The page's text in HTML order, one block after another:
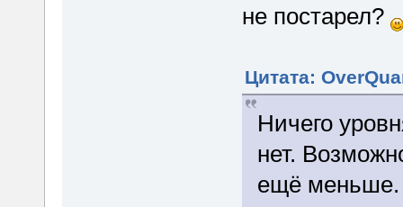
не постарел?
Цитата:
Ничего
нет.
ещё меньше.